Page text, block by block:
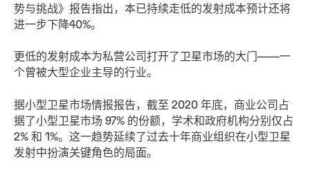
势与挑战》报告指出，本已持续走低的发射成本预计还将
进一步下降40%。
更低的发射成本为私营公司打开了卫星市场的大门——一
个曾被大型企业主导的行业。
据小型卫星市场情报报告，截至 2020 年底，商业公司占
据了小型卫星市场 97% 的份额，学术和政府机构分别仅占
2% 和 1%。这一趋势延续了过去十年商业组织在小型卫星
发射中扮演关键角色的局面。